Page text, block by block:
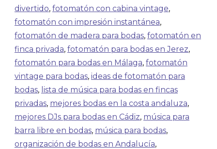
divertido, fotomatón con cabina vintage,
fotomatón con impresión instantánea,
fotomatón de madera para bodas, fotomatón en
finca privada, fotomatón para bodas en Jerez,
fotomatón para bodas en Málaga, fotomatón
vintage para bodas, ideas de fotomatón para
bodas, lista de música para bodas en fincas
privadas, mejores bodas en la costa andaluza,
mejores DJs para bodas en Cádiz, música para
barra libre en bodas, música para bodas,
organización de bodas en Andalucía,